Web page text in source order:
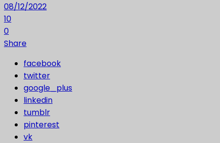
08/12/2022
10
0
Share
facebook
twitter
google_plus
linkedin
tumblr
pinterest
vk